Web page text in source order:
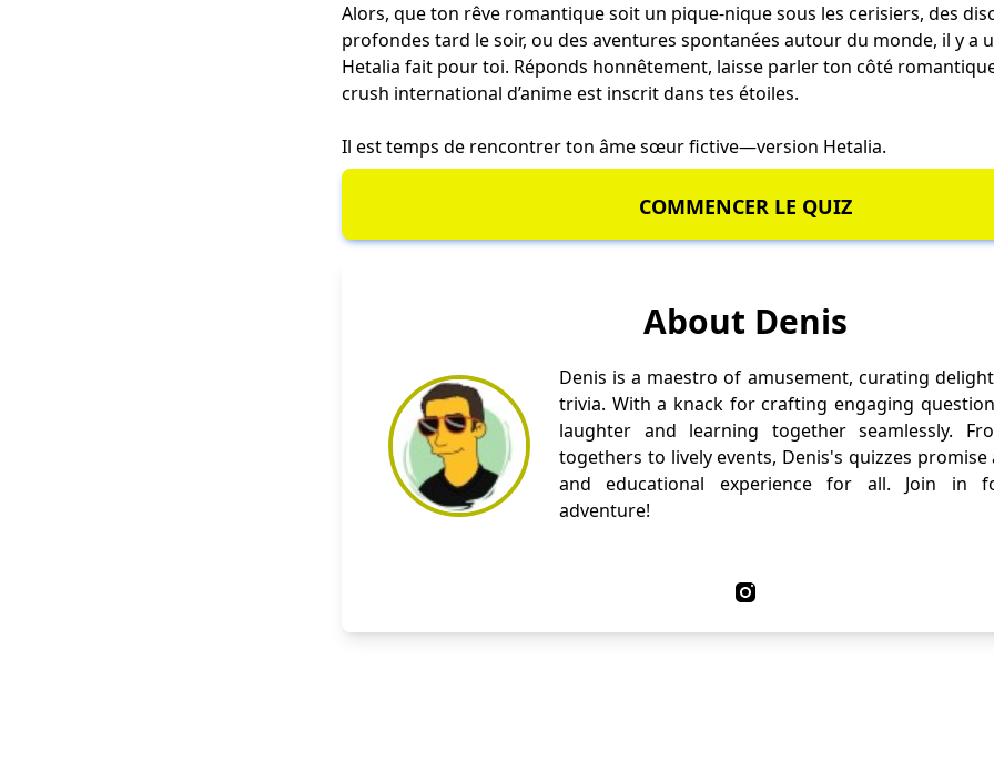
Alors, que ton rêve romantique soit un pique-nique sous les cerisiers, des
profondes tard le soir, ou des aventures spontanées autour du monde, il y a
Hetalia fait pour toi. Réponds honnêtement, laisse parler ton côté
crush international d’anime est inscrit dans tes étoiles.
Il est temps de rencontrer ton âme sœur fictive—version Hetalia.
COMMENCER LE QUIZ
About Denis
Denis is a maestro of amusement, curating
trivia. With a knack for crafting engaging
laughter and learning together seamlessly.
togethers to lively events, Denis's quizzes
and educational experience for all. Join in
adventure!